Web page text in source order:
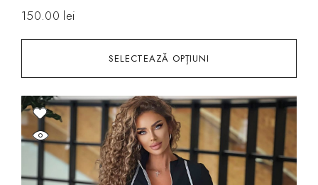
SELECTEAZĂ OPȚIUNI
150.00 lei